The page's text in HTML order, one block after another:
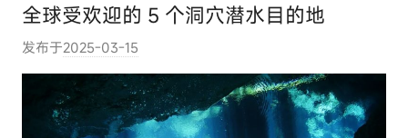
全球受欢迎的 5 个洞穴潜水目的地
发布于2025-03-15
者
:
e